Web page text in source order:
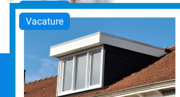
Vacature
Vacature